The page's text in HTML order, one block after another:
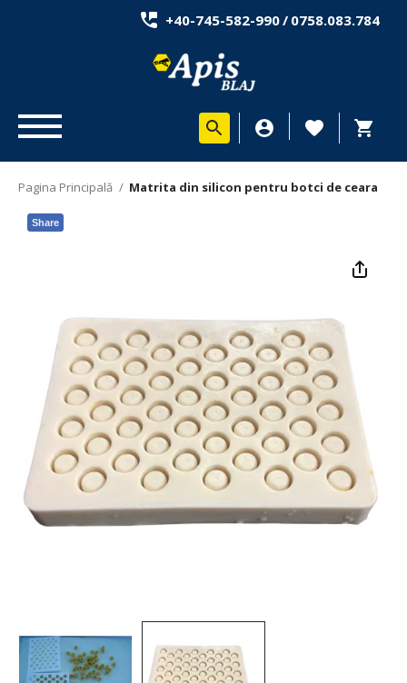
+40-745-582-990/ 0758.083.784
Pagina Principală / Matrita din silicon pentru botci de ceara
Share